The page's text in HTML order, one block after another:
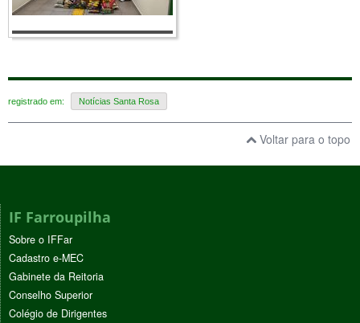
registrado em: Notícias Santa Rosa
Voltar para o topo
IF Farroupilha
Sobre o IFFar
Cadastro e-MEC
Gabinete da Reitoria
Conselho Superior
Colégio de Dirigentes